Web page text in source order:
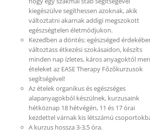
kiegészülve segíthessen azoknak, akik
változtatni akarnak addigi megszokott
egészségtelen életmódjukon.
Kezedben a döntés: egészséged
változtass étkezési szokásaidon, készíts
minden nap ízletes, káros anyagoktól
ételeket az EASE Therapy Főzőkurzusok
segítségével!
Az ételek organikus és egészséges
alapanyagokból készülnek, kurzusaink
hétköznap 18 hétvégén, 11 és 17 órai
kezdettel várnak kis létszámú
A kurzus hossza 3-3,5 óra.